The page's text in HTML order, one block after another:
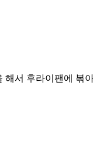
서 후라이팬에